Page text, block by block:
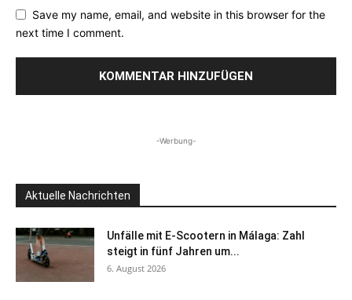
Save my name, email, and website in this browser for the
next time I comment.
-Werbung-
Aktuelle Nachrichten
Unfälle mit E-Scootern in Málaga: Zahl
steigt in fünf Jahren um...
6. August 2026